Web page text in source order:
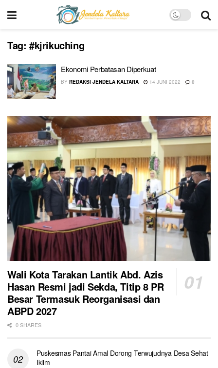
Tag: #kjrikuching
Ekonomi Perbatasan Diperkuat
BY REDAKSI JENDELA KALTARA 14 JUNI 2022 0
Wali Kota Tarakan Lantik Abd. Azis
Hasan Resmi jadi Sekda, Titip 8 PR
Besar Termasuk Reorganisasi dan
ABPD 2027
0 SHARES
Puskesmas Pantai Amal Dorong Terwujudnya Desa Sehat
Iklim